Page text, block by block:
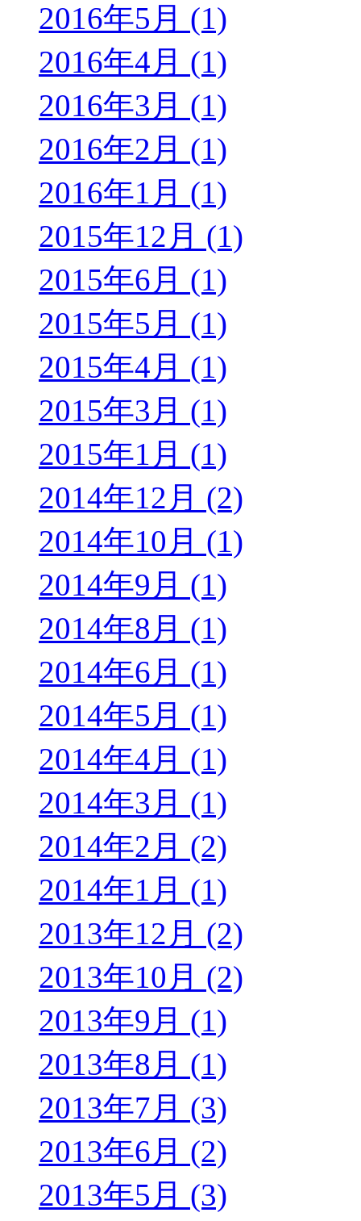
2016年5月 (1)
2016年4月 (1)
2016年3月 (1)
2016年2月 (1)
2016年1月 (1)
2015年12月 (1)
2015年6月 (1)
2015年5月 (1)
2015年4月 (1)
2015年3月 (1)
2015年1月 (1)
2014年12月 (2)
2014年10月 (1)
2014年9月 (1)
2014年8月 (1)
2014年6月 (1)
2014年5月 (1)
2014年4月 (1)
2014年3月 (1)
2014年2月 (2)
2014年1月 (1)
2013年12月 (2)
2013年10月 (2)
2013年9月 (1)
2013年8月 (1)
2013年7月 (3)
2013年6月 (2)
2013年5月 (3)